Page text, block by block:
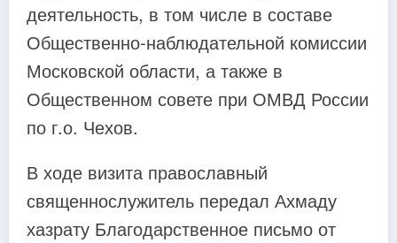
деятельность, в том числе в составе
Общественно-наблюдательной комиссии
Московской области, а также в
Общественном совете при ОМВД России
по г.о. Чехов.
В ходе визита православный
священнослужитель передал Ахмаду
хазрату Благодарственное письмо от